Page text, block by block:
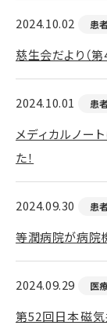
2024.10.02 患
慈生会だより（
2024.10.01 患
メディカルノー
た！
2024.09.30 患
等潤病院が病院
2024.09.29 医
第52回日本磁